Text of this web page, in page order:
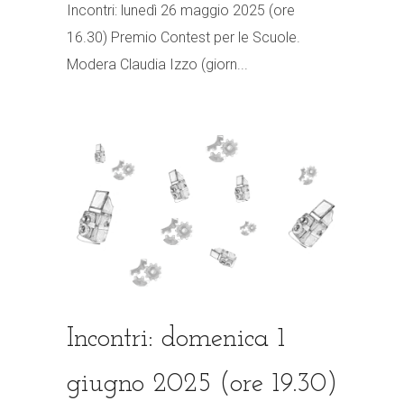
Incontri: lunedì 26 maggio 2025 (ore
16.30) Premio Contest per le Scuole.
Modera Claudia Izzo (giorn...
Incontri: domenica 1
giugno 2025 (ore 19.30)